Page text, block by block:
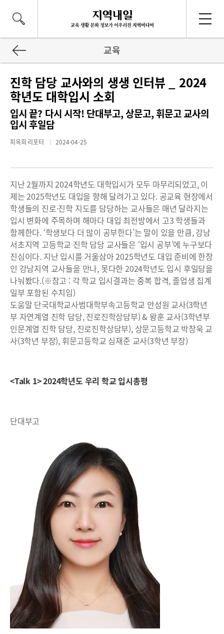
교육
진학 담당 교사와의 생생 인터뷰 _ 2024
학년도 대학입시 소회
입시 끝? 다시 시작! 단대부고, 상문고, 휘문고 교사의
입시 후일담
피옥희 리포터 2024-04-25
지난 2월까지 2024학년도 대학입시가 모두 마무리되었고, 이
제는 2025학년도 대입을 향해 달려가고 있다. 공교육 현장에서
학생들의 진로·진학 지도를 담당하는 교사들은 매년 달라지는
입시 변화에 주목하며 해마다 대입 최전방에서 고3 학생들과
함께한다. ‘학생보다 더 많이 공부한다’는 말이 있을 만큼, 강남
서초지역 고등학교 진학 담당 교사들은 ‘입시 공부’에 누구보다
진심이다. 지난 입시를 거울삼아 2025학년도 대입 준비에 한창
인 강남지역 교사들을 만나, 못다한 2024학년도 입시 후일담을
나눠봤다.(※참고 : 각 학교 입시결과는 중복 합격, 졸업생 집계
일부 포함된 수치임)
도움말 단국대학교사범대학부속고등학교 안성원 교사(3학년
부 자연계열 진학 담당, 진로진학상담부) & 왕훈 교사(3학년부
인문계열 진학 담당, 진로진학상담부), 상문고등학교 박창욱 교
사(3학년 부장), 휘문고등학교 심재준 교사(3학년 부장)
<Talk 1> 2024학년도 우리 학교 입시총평
단대부고